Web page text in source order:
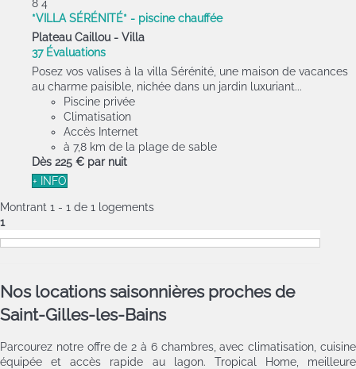
8 4
*VILLA SÉRÉNITÉ* - piscine chauffée
Plateau Caillou - Villa
37 Évaluations
Posez vos valises à la villa Sérénité, une maison de vacances
au charme paisible, nichée dans un jardin luxuriant...
Piscine privée
Climatisation
Accès Internet
à 7,8 km de la plage de sable
Dès 225 € par nuit
+ INFO
Montrant 1 - 1 de 1 logements
1
Nos locations saisonnières proches de
Saint‑Gilles‑les‑Bains
Parcourez notre offre de 2 à 6 chambres, avec climatisation, cuisine
équipée et accès rapide au lagon. Tropical Home, meilleure